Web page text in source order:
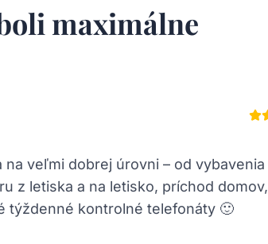
maximálne
veľmi dobrej úrovni – od vybavenia
z letiska a na letisko, príchod domov,
týždenné kontrolné telefonáty 🙂